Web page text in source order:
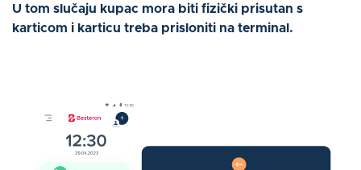
U tom slučaju kupac mora biti fizički prisutan s
karticom i karticu treba prisloniti na terminal.